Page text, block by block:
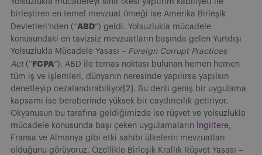
birleştiren en temel mevzuat örneği ise Amerika Birleşik
Devletleri’nden (“ABD”) geldi. Yolsuzlukla mücadele
konusundaki en tavizsiz mevzuatların başında gelen Yurtdışı
Yolsuzlukla Mücadele Yasası – Foreign Corrupt Practices
Act(“FCPA”), ABD ile temas noktası bulunan hemen hemen
tüm iş ve işlemleri, dünyanın neresinde yapılırsa yapılsın
denetleyip cezalandırabiliyor [2] . Bu denli geniş bir uygulama
kapsamı ise beraberinde yüksek bir caydırıcılık getiriyor.
Okyanusun bu tarafına geldiğimizde ise rüşvet ve yolsuzlukla
mücadele konusunda başı çeken uygulamaların
İngiltere,
Fransa ve Almanya gibi etki sahibi ülkelerin mevzuatları
olduğunu görüyoruz. Özellikle Birleşik Krallık Rüşvet Yasası –